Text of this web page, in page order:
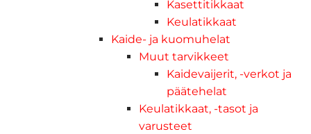
Kasettitikkaat
Keulatikkaat
Kaide- ja kuomuhelat
Muut tarvikkeet
Kaidevaijerit, -verkot ja
päätehelat
Keulatikkaat, -tasot ja
varusteet